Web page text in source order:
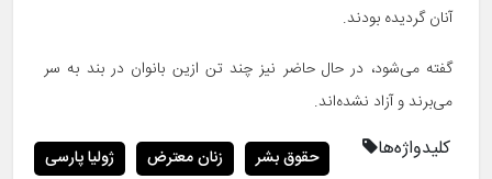
آنان گردیده بودند.
گفته می‌شود، در حال حاضر نیز چند تن ازین بانوان در بند به سر
می‌برند و آزاد نشده‌اند.
کلیدواژه‌ها حقوق بشر زنان معترض
ژولیا پارسی